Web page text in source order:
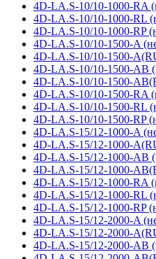
4D-LA.S-10/10-1000-RA
4D-LA.S-10/10-1000-RL
4D-LA.S-10/10-1000-RP
4D-LA.S-10/10-1500-A
4D-LA.S-10/10-1500-
4D-LA.S-10/10-1500-AB
4D-LA.S-10/10-1500-
4D-LA.S-10/10-1500-RA
4D-LA.S-10/10-1500-RL
4D-LA.S-10/10-1500-RP
4D-LA.S-15/12-1000-A
4D-LA.S-15/12-1000-
4D-LA.S-15/12-1000-AB
4D-LA.S-15/12-1000-
4D-LA.S-15/12-1000-RA
4D-LA.S-15/12-1000-RL
4D-LA.S-15/12-1000-RP
4D-LA.S-15/12-2000-A
4D-LA.S-15/12-2000-
4D-LA.S-15/12-2000-AB